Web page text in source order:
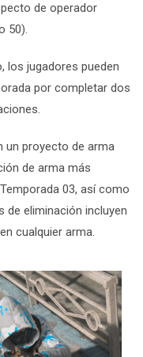
de operador
50).
los jugadores pueden
por completar dos
un proyecto de arma
de arma más
03, así como
de eliminación incluyen
cualquier arma.